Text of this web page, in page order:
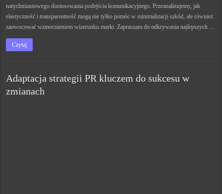
natychmiastowego dostosowania podejścia komunikacyjnego. Przeanalizujemy, jak
elastyczność i transparentność mogą nie tylko pomóc w minimalizacji szkód, ale również
zaowocować wzmocnieniem wizerunku marki. Zapraszam do odkrywania najlepszych …
Czytaj
Adaptacja strategii PR kluczem do sukcesu w
zmianach